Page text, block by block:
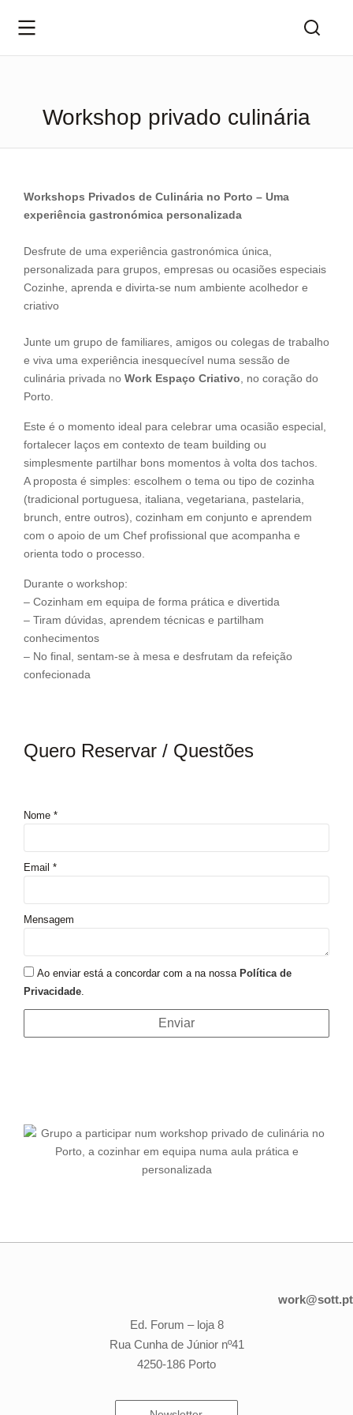
Workshop privado culinária
Workshops Privados de Culinária no Porto – Uma
experiência gastronómica personalizada
Desfrute de uma experiência gastronómica única,
personalizada para grupos, empresas ou ocasiões especiais
Cozinhe, aprenda e divirta-se num ambiente acolhedor e
criativo
Junte um grupo de familiares, amigos ou colegas de trabalho
e viva uma experiência inesquecível numa sessão de
culinária privada no Work Espaço Criativo , no coração do
Porto.
Este é o momento ideal para celebrar uma ocasião especial,
fortalecer laços em contexto de team building ou
simplesmente partilhar bons momentos à volta dos tachos.
A proposta é simples: escolhem o tema ou tipo de cozinha
(tradicional portuguesa, italiana, vegetariana, pastelaria,
brunch, entre outros), cozinham em conjunto e aprendem
com o apoio de um Chef profissional que acompanha e
orienta todo o processo.
Durante o workshop:
– Cozinham em equipa de forma prática e divertida
– Tiram dúvidas, aprendem técnicas e partilham
conhecimentos
– No final, sentam-se à mesa e desfrutam da refeição
confecionada
Quero Reservar / Questões
Nome *
Email *
Mensagem
Ao enviar está a concordar com a na nossa Política de
Privacidade.
Enviar
work@sott.pt
Ed. Forum – loja 8
Rua Cunha de Júnior nº41
4250-186 Porto